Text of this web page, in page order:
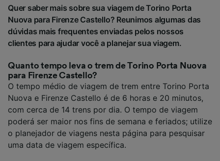
Quer saber mais sobre sua viagem de Torino Porta
Nuova para Firenze Castello? Reunimos algumas das
dúvidas mais frequentes enviadas pelos nossos
clientes para ajudar você a planejar sua viagem.
Quanto tempo leva o trem de Torino Porta Nuova
para Firenze Castello?
O tempo médio de viagem de trem entre Torino Porta
Nuova e Firenze Castello é de 6 horas e 20 minutos,
com cerca de 14 trens por dia. O tempo de viagem
poderá ser maior nos fins de semana e feriados; utilize
o planejador de viagens nesta página para pesquisar
uma data de viagem específica.